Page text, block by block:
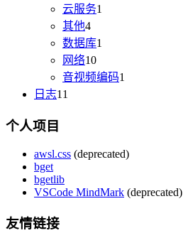
云服务1
其他4
数据库1
网络10
音视频编码1
日志11
个人项目
awsl.css (deprecated)
bget
bgetlib
VSCode MindMark (deprecated)
友情链接